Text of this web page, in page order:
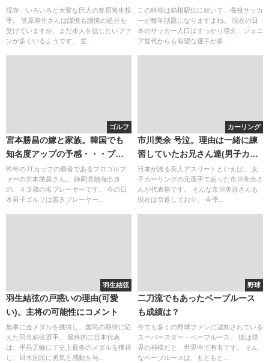
のために捧げた勝利！
現在、いろいろと大変な巨人の笠原将生投
手。 笠原将生さんは謹慎も謹慎の処分を
受けていますが、まだ本人を信じたいファ
ンが多くいるようです。 笠...
想
この時期は箱根駅伝に続いて、高校サッカ
ーが毎年話題になりますよね。 現在の日
本のサッカー人口はすっかり増え、ジュニ
ア世代からも有望な選手が多...
ゴルフ
宮本勝昌の嫁と家族。韓国でも
知名度アップの予感・・・ブロ
グ炎上は噂？
昨年のJTカップの覇者であるプロゴルフ
ァーの宮本勝昌さん。 静岡県熱海出身
の、４３歳の名プレーヤーです。 今の日
本男子ゴルフは若きプレーヤー...
カーリング
市川美余 号泣。理由は一緒に練
習していたお兄さん達(男子カー
リング)の敗退(動画・画像)
日本が誇る美人アスリートといえば、 女
子カーリングの元選手であった市川美余さ
んが代表格です。 そんな市川美余さんも
現在は引退しており、 今季...
羽生結弦
羽生結弦の戸惑いの理由(可愛
い)。主将の可能性にコメント
無事に金メダルを獲得し、国民の期待に応
えた羽生結弦選手。 最終的に日本代表
は、平昌五輪にて史上最多のメダルを獲得
し、日本国民に勇気と感動を与...
野球
二刀流でもあったベーブルース
も成績は？
今でも多くの野球ファンに認知されている
スーパースター・ベーブルース。 彼は球
界の神様だと、世界中で有名です。 そん
なベーブルースは、もともと...